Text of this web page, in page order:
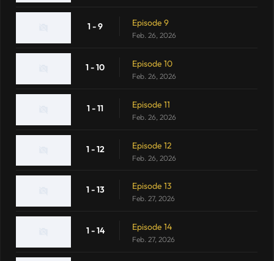
1 - 9 Episode 9
Feb. 26, 2026
1 - 10 Episode 10
Feb. 26, 2026
1 - 11 Episode 11
Feb. 26, 2026
1 - 12 Episode 12
Feb. 26, 2026
1 - 13 Episode 13
Feb. 27, 2026
1 - 14 Episode 14
Feb. 27, 2026